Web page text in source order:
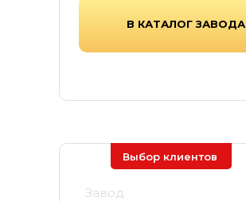
В КАТАЛОГ ЗАВОДА
Завод
Выбор клиентов